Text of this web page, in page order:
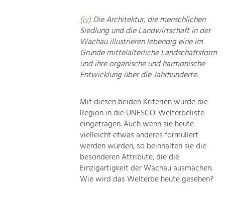
(iv)Die Architektur, die menschlichen
Siedlung und die Landwirtschaft in der
Wachau illustrieren lebendig eine im
Grunde mittelalterliche Landschaftsform
und ihre organische und harmonische
Entwicklung über die Jahrhunderte.
Mit diesen beiden Kriterien wurde die
Region in die UNESCO-Welterbeliste
eingetragen. Auch wenn sie heute
vielleicht etwas anderes formuliert
werden würden, so beinhalten sie die
besonderen Attribute, die die
Einzigartigkeit der Wachau ausmachen.
Wie wird das Welterbe heute gesehen?